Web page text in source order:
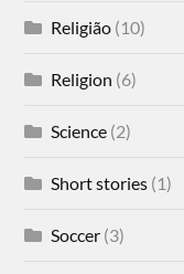
Religião (10)
Religion (6)
Science (2)
Short stories (1)
Soccer (3)